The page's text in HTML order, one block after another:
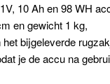
10 Ah en 98 WH
en gewicht 1 kg,
bijgeleverde
je de accu na